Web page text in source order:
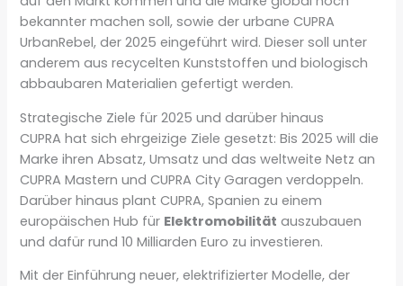
bekannter machen soll, sowie der urbane CUPRA
UrbanRebel, der 2025 eingeführt wird. Dieser soll unter
anderem aus recycelten Kunststoffen und biologisch
abbaubaren Materialien gefertigt werden.
Strategische Ziele für 2025 und darüber hinaus
CUPRA hat sich ehrgeizige Ziele gesetzt: Bis 2025 will die
Marke ihren Absatz, Umsatz und das weltweite Netz an
CUPRA Mastern und CUPRA City Garagen verdoppeln.
Darüber hinaus plant CUPRA, Spanien zu einem
europäischen Hub für Elektromobilität auszubauen
und dafür rund 10 Milliarden Euro zu investieren.
Mit der Einführung neuer, elektrifizierter Modelle, der